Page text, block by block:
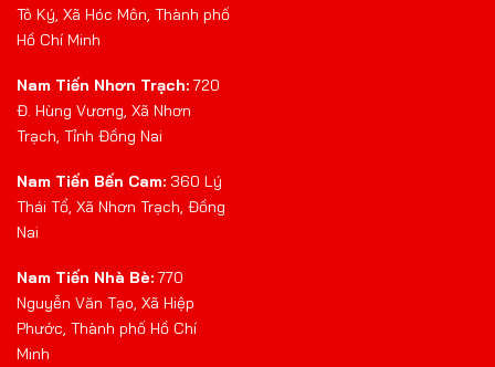
Tô Ký, Xã Hóc Môn, Thành phố
Hồ Chí Minh
Nam Tiến Nhơn Trạch: 720
Đ. Hùng Vương, Xã Nhơn
Trạch, Tỉnh Đồng Nai
Nam Tiến Bến Cam: 360 Lý
Thái Tổ, Xã Nhơn Trạch, Đồng
Nai
Nam Tiến Nhà Bè: 770
Nguyễn Văn Tạo, Xã Hiệp
Phước, Thành phố Hồ Chí
Minh